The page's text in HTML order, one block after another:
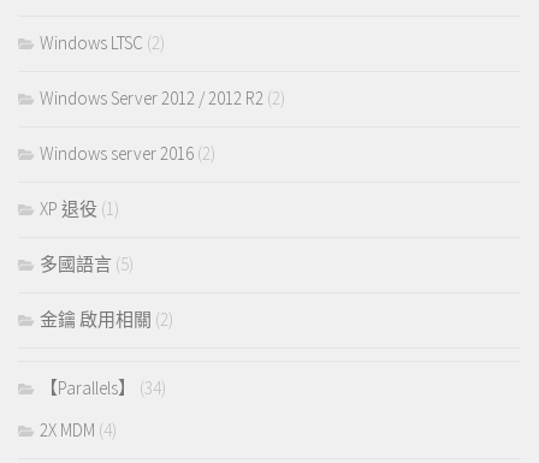
Windows LTSC (2)
Windows Server 2012 / 2012 R2 (2)
Windows server 2016 (2)
XP 退役 (1)
多國語言 (5)
金鑰 啟用相關 (2)
【Parallels】
(34)
2X MDM (4)